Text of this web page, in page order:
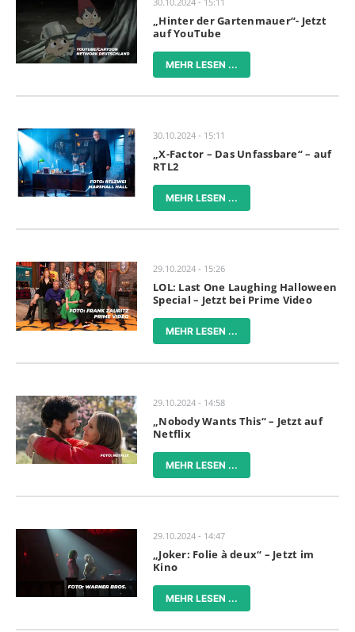
„Hinter der Gartenmauer“- Jetzt
auf YouTube
MEHR LESEN ...
30.10.2024 - 15:11
„X-Factor – Das Unfassbare“ – auf
RTL2
MEHR LESEN ...
29.10.2024 - 15:26
LOL: Last One Laughing Halloween
Special – Jetzt bei Prime Video
MEHR LESEN ...
29.10.2024 - 14:58
„Nobody Wants This“ – Jetzt auf
Netflix
MEHR LESEN ...
29.10.2024 - 14:47
„Joker: Folie à deux“ – Jetzt im
Kino
MEHR LESEN ...